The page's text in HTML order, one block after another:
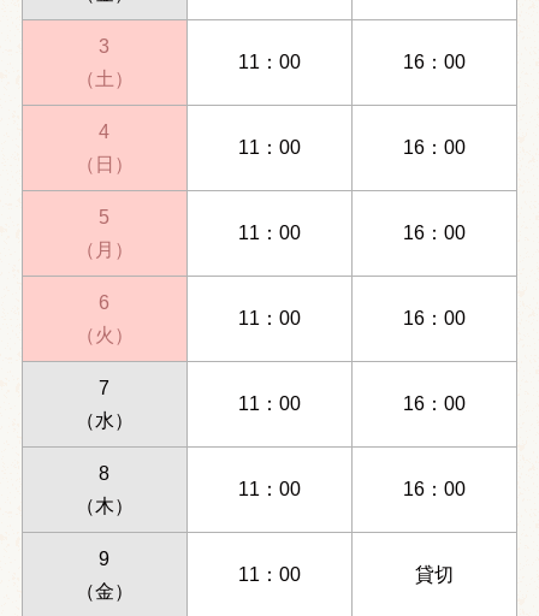
3
（土）
11：00 16：00
4
（日）
11：00 16：00
5
（月）
11：00 16：00
6
（火）
11：00 16：00
7
（水）
11：00 16：00
8
（木）
11：00 16：00
9
（金）
11：00 貸切